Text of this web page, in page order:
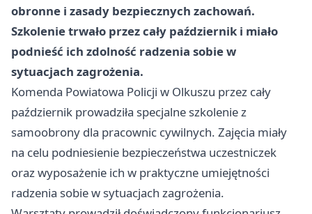
obronne i zasady bezpiecznych zachowań.
Szkolenie trwało przez cały październik i miało
podnieść ich zdolność radzenia sobie w
sytuacjach zagrożenia.
Komenda Powiatowa Policji w Olkuszu przez cały
październik prowadziła specjalne szkolenie z
samoobrony dla pracownic cywilnych. Zajęcia miały
na celu podniesienie bezpieczeństwa uczestniczek
oraz wyposażenie ich w praktyczne umiejętności
radzenia sobie w sytuacjach zagrożenia.